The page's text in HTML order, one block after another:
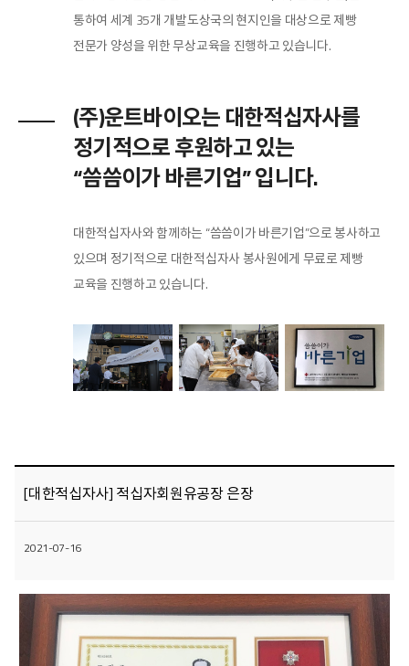
통하여 세계 35개 개발도상국의 현지인을 대상으로 제빵
전문가 양성을 위한 무상교육을 진행하고 있습니다.
(주)운트바이오는 대한적십자사를
정기적으로 후원하고 있는
“씀씀이가 바른기업” 입니다.
대한적십자사와 함께하는 “씀씀이가 바른기업”으로 봉사하고
있으며 정기적으로 대한적십자사 봉사원에게 무료로 제빵
교육을 진행하고 있습니다.
[대한적십자사] 적십자회원유공장 은장
2021-07-16